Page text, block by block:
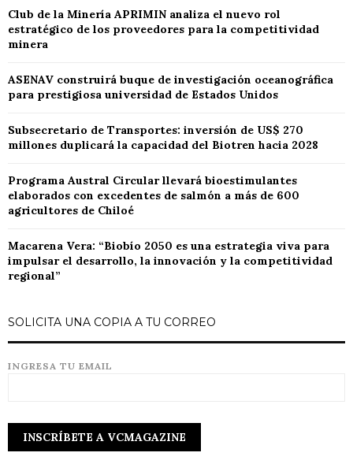
Club de la Minería APRIMIN analiza el nuevo rol
estratégico de los proveedores para la competitividad
minera
ASENAV construirá buque de investigación oceanográfica
para prestigiosa universidad de Estados Unidos
Subsecretario de Transportes: inversión de US$ 270
millones duplicará la capacidad del Biotren hacia 2028
Programa Austral Circular llevará bioestimulantes
elaborados con excedentes de salmón a más de 600
agricultores de Chiloé
Macarena Vera: “Biobío 2050 es una estrategia viva para
impulsar el desarrollo, la innovación y la competitividad
regional”
SOLICITA UNA COPIA A TU CORREO
INGRESA TU EMAIL